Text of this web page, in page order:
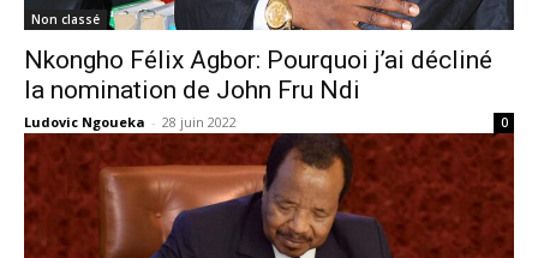
Non classé
Nkongho Félix Agbor: Pourquoi j’ai décliné
la nomination de John Fru Ndi
Ludovic Ngoueka - 28 juin 2022 0